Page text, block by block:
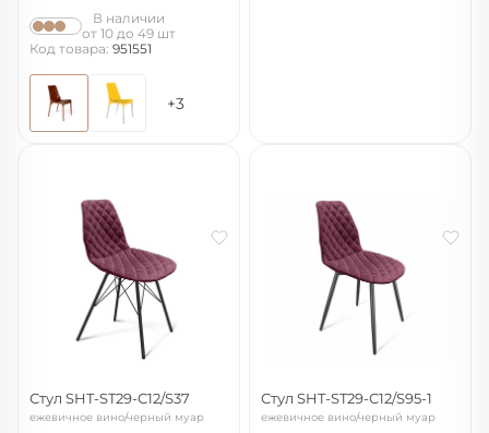
В наличии
от 10 до 49 шт
Код товара: 951551
+3
Стул SHT-ST29-С12/S37
ежевичное вино/черный муар
Стул SHT-ST29-С12/S95-1
ежевичное вино/черный муар